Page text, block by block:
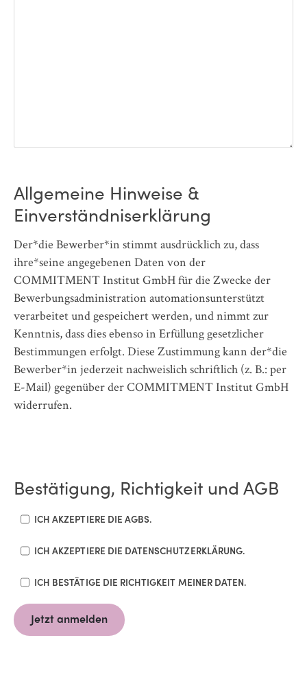
Allgemeine Hinweise &
Einverständniserklärung
Der*die Bewerber*in stimmt ausdrücklich zu, dass
ihre*seine angegebenen Daten von der
COMMITMENT Institut GmbH für die Zwecke der
Bewerbungsadministration automationsunterstützt
verarbeitet und gespeichert werden, und nimmt zur
Kenntnis, dass dies ebenso in Erfüllung gesetzlicher
Bestimmungen erfolgt. Diese Zustimmung kann der*die
Bewerber*in jederzeit nachweislich schriftlich (z. B.: per
E-Mail) gegenüber der COMMITMENT Institut GmbH
widerrufen.
Bestätigung, Richtigkeit und AGB
ICH AKZEPTIERE DIE AGBS.
ICH AKZEPTIERE DIE DATENSCHUTZERKLÄRUNG.
ICH BESTÄTIGE DIE RICHTIGKEIT MEINER DATEN.
Jetzt anmelden